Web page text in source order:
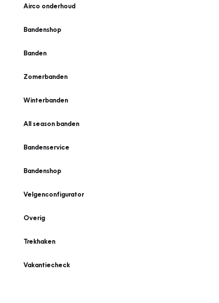
Airco onderhoud
Bandenshop
Banden
Zomerbanden
Winterbanden
All season banden
Bandenservice
Bandenshop
Velgenconfigurator
Overig
Trekhaken
Vakantiecheck